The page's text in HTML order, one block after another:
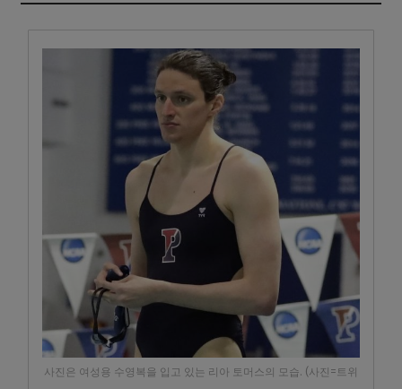
사진은 여성용 수영복을 입고 있는 리아 토머스의 모습. (사진=트위